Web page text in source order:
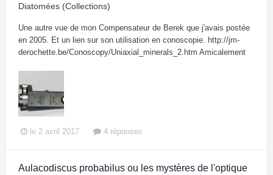
Diatomées (Collections)
Une autre vue de mon Compensateur de Berek que j'avais postée
en 2005. Et un lien sur son utilisation en conoscopie. http://jm-
derochette.be/Conoscopy/Uniaxial_minerals_2.htm Amicalement
le 2 avril 2017 4 réponses
Aulacodiscus probabilus ou les mystères de l'optique